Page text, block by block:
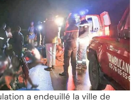
a endeuillé la ville de